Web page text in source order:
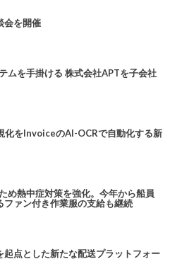
会を開催
ムを手掛ける 株式会社APTを子会社
化をInvoiceのAI-OCRで自動化する新
め熱中症対策を強化。今年から船員
ァン付き作業服の支給も継続
点とした新たな配送プラットフォー